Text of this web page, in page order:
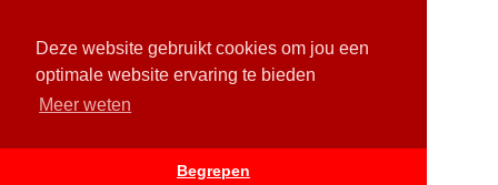
Deze website gebruikt cookies om jou een
optimale website ervaring te bieden
Meer weten
Begrepen